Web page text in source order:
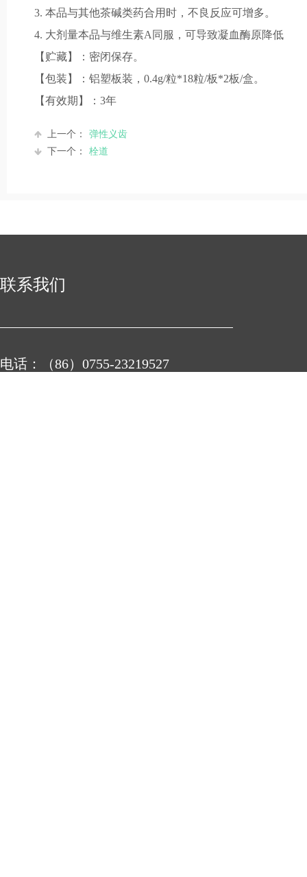
3. 本品与其他茶碱类药合用时，不良反应可增多。
4. 大剂量本品与维生素A同服，可导致凝血酶原降低
【贮藏】：密闭保存。
【包装】：铝塑板装，0.4g/粒*18粒/板*2板/盒。
【有效期】：3年
上一个：
弹性义齿
下一个：
栓道
电话：（86）0755-23219527
联系我们